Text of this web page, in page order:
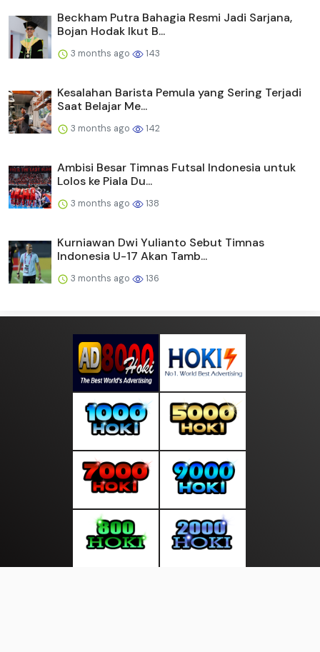
Beckham Putra Bahagia Resmi Jadi Sarjana,
Bojan Hodak Ikut B...
3 months ago 143
Kesalahan Barista Pemula yang Sering Terjadi
Saat Belajar Me...
3 months ago 142
Ambisi Besar Timnas Futsal Indonesia untuk
Lolos ke Piala Du...
3 months ago 138
Kurniawan Dwi Yulianto Sebut Timnas
Indonesia U-17 Akan Tamb...
3 months ago 136